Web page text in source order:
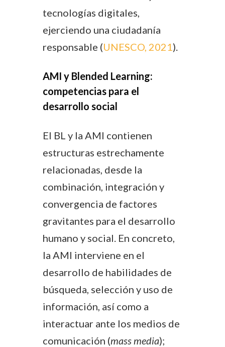
tecnologías digitales,
ejerciendo una ciudadanía
responsable (UNESCO, 2021).
AMI y Blended Learning:
competencias para el
desarrollo social
El BL y la AMI contienen
estructuras estrechamente
relacionadas, desde la
combinación, integración y
convergencia de factores
gravitantes para el desarrollo
humano y social. En concreto,
la AMI interviene en el
desarrollo de habilidades de
búsqueda, selección y uso de
información, así como a
interactuar ante los medios de
comunicación (mass media);